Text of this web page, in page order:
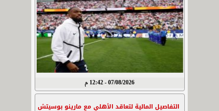
07/08/2026 - 12:42 م
التفاصيل المالية لتعاقد الأهلي مع مارينو بوسيتش